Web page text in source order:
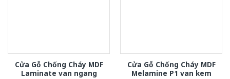
Cửa Gỗ Chống Cháy MDF
Laminate van ngang
Cửa Gỗ Chống Cháy MDF
Melamine P1 van kem